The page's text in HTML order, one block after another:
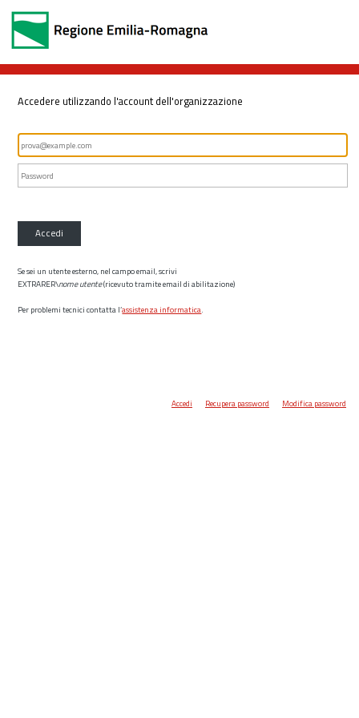
Accedere utilizzando l'account dell'organizzazione
Accedi
Se sei un utente esterno, nel campo email, scrivi
EXTRARER\nome utente(ricevuto tramite email di abilitazione)
Per problemi tecnici contatta l’assistenza informatica.
Accedi Recupera password Modifica password